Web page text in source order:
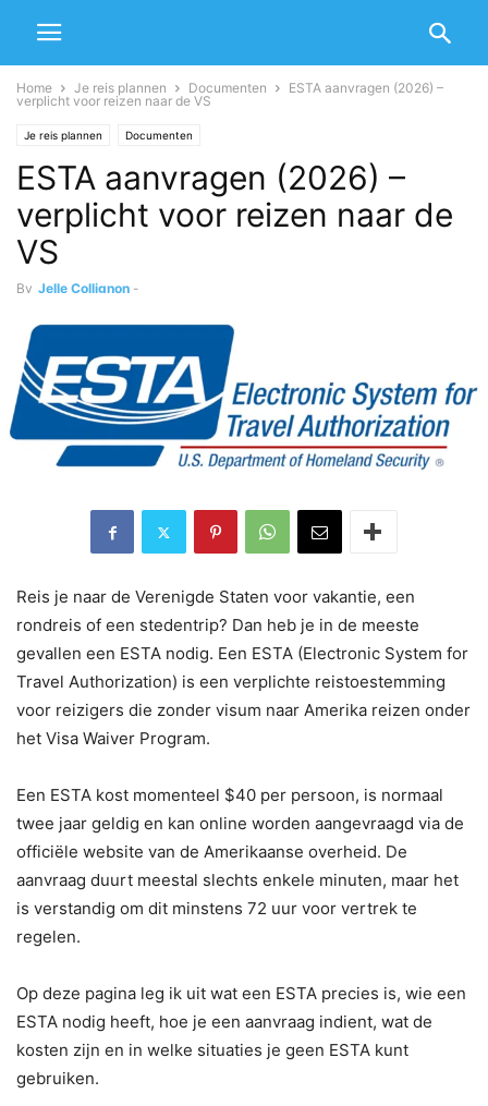
Home Je reis plannen Documenten
ESTA aanvragen (2026) –
verplicht voor reizen naar de VS
Je reis plannen Documenten
ESTA aanvragen (2026) –
verplicht voor reizen naar de
VS
By Jelle Collignon -
Reis je naar de Verenigde Staten voor vakantie, een
rondreis of een stedentrip? Dan heb je in de meeste
gevallen een ESTA nodig. Een ESTA (Electronic System for
Travel Authorization) is een verplichte reistoestemming
voor reizigers die zonder visum naar Amerika reizen onder
het Visa Waiver Program.
Een ESTA kost momenteel $40 per persoon, is normaal
twee jaar geldig en kan online worden aangevraagd via de
officiële website van de Amerikaanse overheid. De
aanvraag duurt meestal slechts enkele minuten, maar het
is verstandig om dit minstens 72 uur voor vertrek te
regelen.
Op deze pagina leg ik uit wat een ESTA precies is, wie een
ESTA nodig heeft, hoe je een aanvraag indient, wat de
kosten zijn en in welke situaties je geen ESTA kunt
gebruiken.